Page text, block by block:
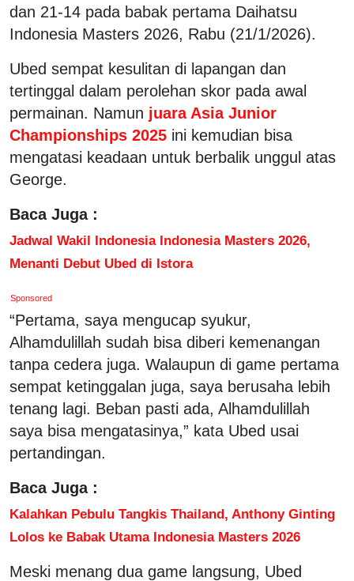
dan 21-14 pada babak pertama Daihatsu
Indonesia Masters 2026, Rabu (21/1/2026).
Ubed sempat kesulitan di lapangan dan
tertinggal dalam perolehan skor pada awal
permainan. Namun juara Asia Junior
Championships 2025 ini kemudian bisa
mengatasi keadaan untuk berbalik unggul atas
George.
Baca Juga :
Jadwal Wakil Indonesia Indonesia Masters 2026,
Menanti Debut Ubed di Istora
Sponsored
“Pertama, saya mengucap syukur,
Alhamdulillah sudah bisa diberi kemenangan
tanpa cedera juga. Walaupun di game pertama
sempat ketinggalan juga, saya berusaha lebih
tenang lagi. Beban pasti ada, Alhamdulillah
saya bisa mengatasinya,” kata Ubed usai
pertandingan.
Baca Juga :
Kalahkan Pebulu Tangkis Thailand, Anthony Ginting
Lolos ke Babak Utama Indonesia Masters 2026
Meski menang dua game langsung, Ubed